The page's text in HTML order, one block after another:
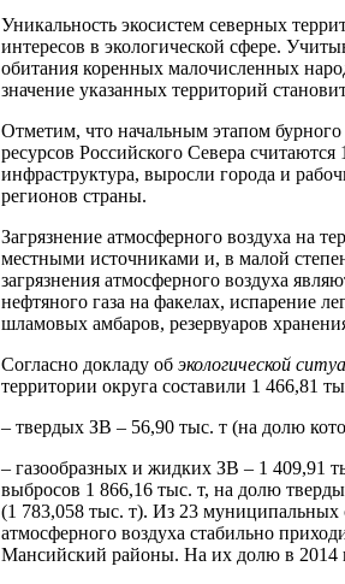
Уникальность экосистем северных
интересов в экологической сфере.
обитания коренных малочисленных
значение указанных территорий
Отметим, что начальным этапом
ресурсов Российского Севера
инфраструктура, выросли города и
регионов страны.
Загрязнение атмосферного воздуха на
местными источниками и, в малой
загрязнения атмосферного воздуха
нефтяного газа на факелах, испарение
шламовых амбаров, резервуаров
Согласно докладу об экологической
территории округа составили 1 466,81
– твердых ЗВ – 56,90 тыс. т (на долю
– газообразных и жидких ЗВ – 1 409,91
выбросов 1 866,16 тыс. т, на долю
(1 783,058 тыс. т). Из 23 муниципальных
атмосферного воздуха стабильно
Мансийский районы. На их долю в 2014